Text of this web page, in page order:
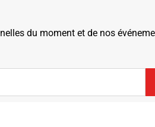
du moment et de nos